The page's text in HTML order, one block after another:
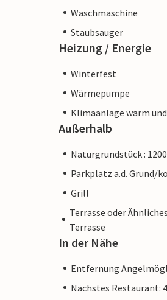
Waschmaschine
Staubsauger
Heizung / Energie
Winterfest
Wärmepumpe
Klimaanlage warm
Außerhalb
Naturgrundstück :
Parkplatz a.d. Grund/
Grill
Terrasse oder
Terrasse
In der Nähe
Entfernung
Nächstes Restaurant: